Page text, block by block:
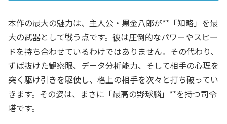
本作の最大の魅力は、主人公・黒金八郎が**「知略」を最
大の武器として戦う点です。彼は圧倒的なパワーやスピー
ドを持ち合わせているわけではありません。その代わり、
ずば抜けた観察眼、データ分析能力、そして相手の心理を
突く駆け引きを駆使し、格上の相手を次々と打ち破ってい
きます。その姿は、まさに「最高の野球脳」**を持つ司令
塔です。